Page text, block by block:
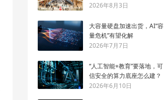
2026年8月3日
大容量硬盘加速出货，AI“容
量危机”有望化解
2026年7月7日
“人工智能+教育”要落地，可
信安全的算力底座怎么建？
2026年6月10日